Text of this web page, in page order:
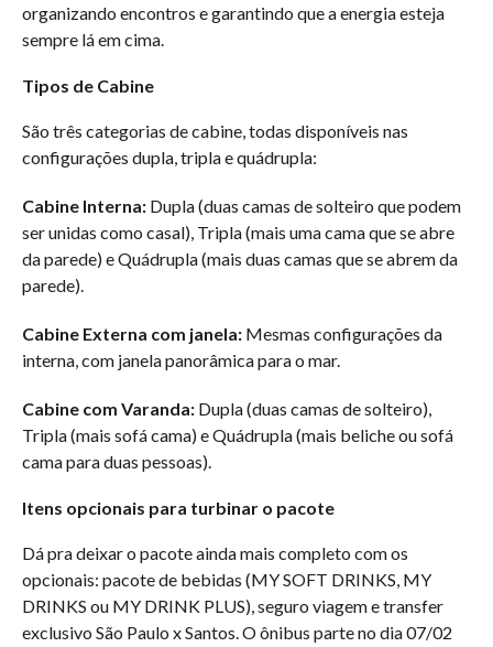
organizando encontros e garantindo que a energia esteja
sempre lá em cima.
Tipos de Cabine
São três categorias de cabine, todas disponíveis nas
configurações dupla, tripla e quádrupla:
Cabine Interna: Dupla (duas camas de solteiro que podem
ser unidas como casal), Tripla (mais uma cama que se abre
da parede) e Quádrupla (mais duas camas que se abrem da
parede).
Cabine Externa com janela: Mesmas configurações da
interna, com janela panorâmica para o mar.
Cabine com Varanda: Dupla (duas camas de solteiro),
Tripla (mais sofá cama) e Quádrupla (mais beliche ou sofá
cama para duas pessoas).
Itens opcionais para turbinar o pacote
Dá pra deixar o pacote ainda mais completo com os
opcionais: pacote de bebidas (MY SOFT DRINKS, MY
DRINKS ou MY DRINK PLUS), seguro viagem e transfer
exclusivo São Paulo x Santos. O ônibus parte no dia 07/02